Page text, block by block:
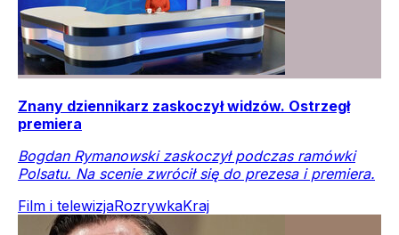
Znany dziennikarz zaskoczył widzów. Ostrzegł
premiera
Bogdan Rymanowski zaskoczył podczas ramówki
Polsatu. Na scenie zwrócił się do prezesa i premiera.
Film i telewizjaRozrywkaKraj